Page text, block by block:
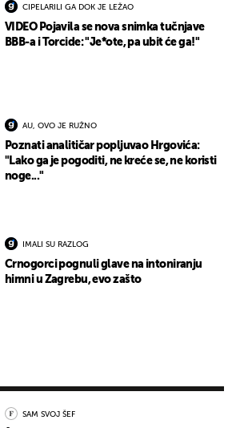
CIPELARILI GA DOK JE LEŽAO
VIDEO Pojavila se nova snimka tučnjave
BBB-a i Torcide: "Je*ote, pa ubit će ga!"
AU, OVO JE RUŽNO
Poznati analitičar popljuvao Hrgovića:
"Lako ga je pogoditi, ne kreće se, ne koristi
noge..."
IMALI SU RAZLOG
Crnogorci pognuli glave na intoniranju
himni u Zagrebu, evo zašto
SAM SVOJ ŠEF